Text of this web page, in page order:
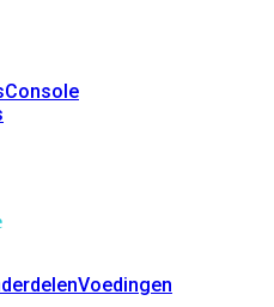
Console
Voedingen